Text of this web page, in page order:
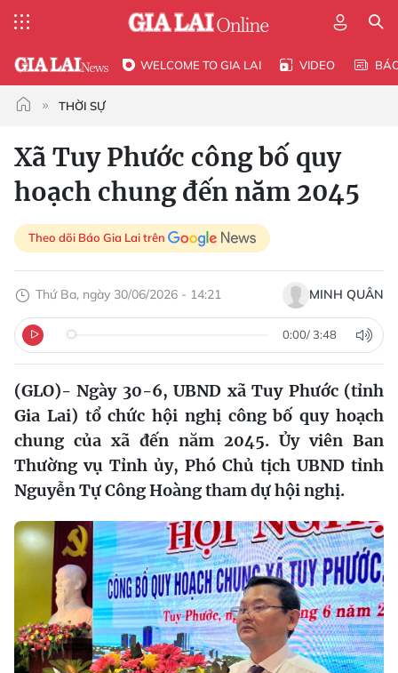
WELCOME TO GIA LAI VIDEO
THỜI SỰ
Xã Tuy Phước công bố quy
hoạch chung đến năm 2045
Theo dõi Báo Gia Lai trên
Thứ Ba, ngày 30/06/2026 - 14:21 MINH QUÂN
0:00/ 3:48
(GLO)- Ngày 30-6, UBND xã Tuy Phước (tỉnh
Gia Lai) tổ chức hội nghị công bố quy hoạch
chung của xã đến năm 2045. Ủy viên Ban
Thường vụ Tỉnh ủy, Phó Chủ tịch UBND tỉnh
Nguyễn Tự Công Hoàng tham dự hội nghị.